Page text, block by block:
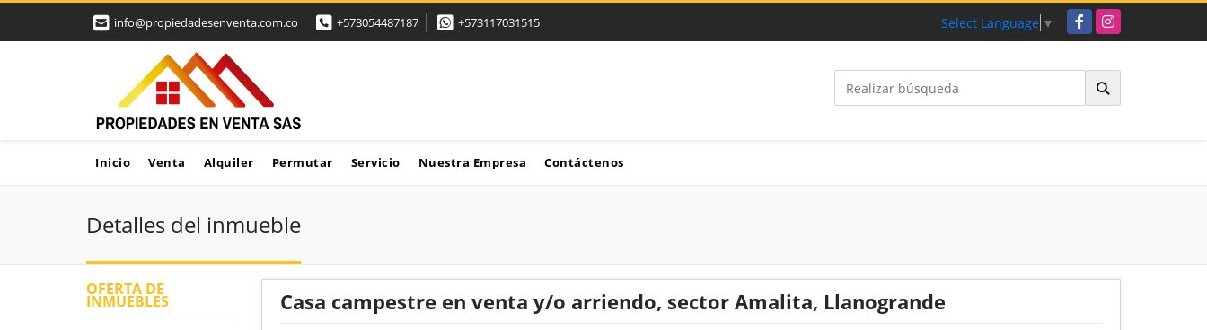
info@propiedadesenventa.com.co +573054487187 +573117031515 Select Language ▼ FacebookInstagram
Inicio Venta Alquiler Permutar Servicio Nuestra Empresa Contáctenos
Detalles del inmueble
OFERTA DE
INMUEBLES Casa campestre en venta y/o arriendo, sector Amalita, Llanogrande